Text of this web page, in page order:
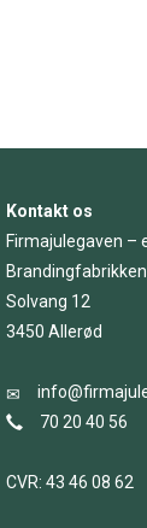
Kontakt os
Firmajulegaven –
Solvang 12
3450 Allerød
70 20 40 56
CVR: 43 46 08 62